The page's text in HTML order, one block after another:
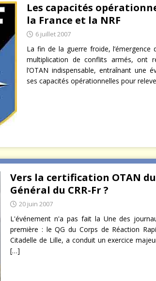
Les capacités
la France et la NRF
6 juillet 2007
La fin de la guerre froide, l’émergence
multiplication de conflits armés, ont
l’OTAN indispensable, entraînant une
ses capacités opérationnelles pour
Vers la certification OTAN
Général du CRR-Fr ?
20 juin 2007
L'événement n'a pas fait la Une des
première : le QG du Corps de Réaction
Citadelle de Lille, a conduit un exercice
[…]